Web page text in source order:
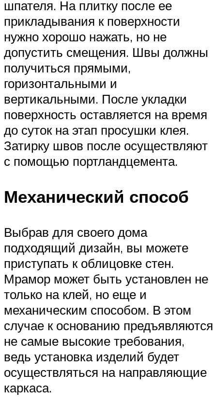
шпателя. На плитку после ее
прикладывания к поверхности
нужно хорошо нажать, но не
допустить смещения. Швы должны
получиться прямыми,
горизонтальными и
вертикальными. После укладки
поверхность оставляется на время
до суток на этап просушки клея.
Затирку швов после осуществляют
с помощью портландцемента.
Механический способ
Выбрав для своего дома
подходящий дизайн, вы можете
приступать к облицовке стен.
Мрамор может быть установлен не
только на клей, но еще и
механическим способом. В этом
случае к основанию предъявляются
не самые высокие требования,
ведь установка изделий будет
осуществляться на направляющие
каркаса.